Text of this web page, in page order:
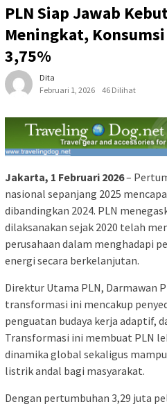
PLN Siap Jawab
Meningkat,
3,75%
Dita
Februari 1, 2026
46 Dilihat
Jakarta, 1 Februari 2026–
nasional sepanjang 2025
dibandingkan 2024. PLN
dilaksanakan sejak 2020 telah
perusahaan dalam menghadapi
energi secara berkelanjutan.
Direktur Utama PLN, Darmawan
transformasi ini mencakup
penguatan budaya kerja adaptif,
Transformasi ini membuat PLN
dinamika global sekaligus
listrik andal bagi masyarakat.
Dengan pertumbuhan 3,29 juta